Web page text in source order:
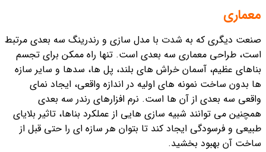
معماری
صنعت دیگری که به شدت با مدل سازی و رندرینگ سه بعدی مرتبط
است، طراحی معماری سه بعدی است. تنها راه ممکن برای تجسم
بناهای عظیم، آسمان خراش های بلند، پل ها، سدها و سایر سازه
ها بدون ساخت نمونه های اولیه در اندازه واقعی، ایجاد نمای
واقعی سه بعدی از آن ها است. نرم افزارهای رندر سه بعدی
همچنین می توانند شبیه سازی هایی از عملکرد بناها، تاثیر بلایای
طبیعی و فرسودگی ایجاد کند تا بتوان هر سازه ای را حتی قبل از
ساخت آن بهبود بخشید.